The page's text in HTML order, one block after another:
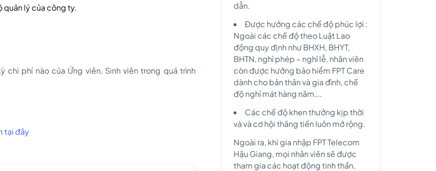
quản lý của công ty.
chi phí nào của Ứng viên, Sinh viên trong quá trình
tại đây
dẫn.
Được hưởng các chế độ phúc lợi :
Ngoài các chế độ theo Luật Lao
động quy định như BHXH, BHYT,
BHTN, nghỉ phép – nghỉ lễ, nhân viên
còn được hưởng bảo hiểm FPT Care
dành cho bản thân và gia đình, chế
độ nghỉ mát hàng năm….
Các chế độ khen thưởng kịp thời
và và cơ hội thăng tiến luôn mở rộng.
Ngoài ra, khi gia nhập FPT Telecom
Hậu Giang, mọi nhân viên sẽ được
tham gia các hoạt động tinh thần,